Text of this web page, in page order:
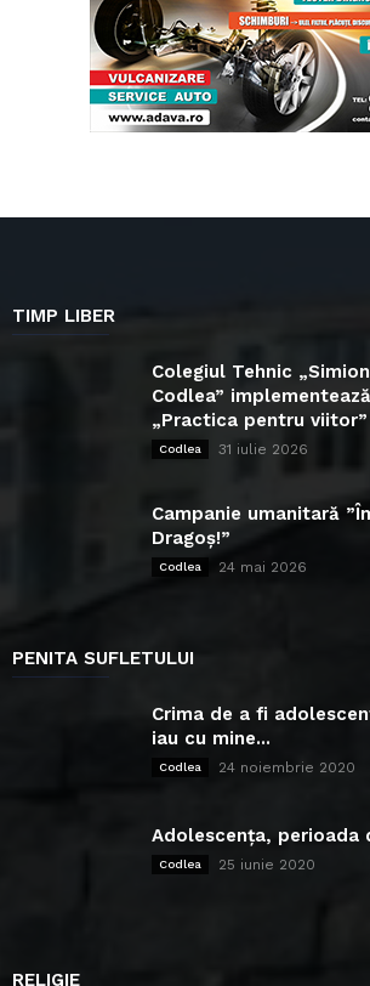
TIMP LIBER
Colegiul Tehnic
Codlea”
„Practica pentru viitor”
Codlea 31 iulie 2026
Campanie umanitară
Dragoș!”
Codlea 24 mai 2026
PENITA SUFLETULUI
Crima de a fi
iau cu mine...
Codlea 24 noiembrie 2020
Adolescența, perioada
Codlea 25 iunie 2020
RELIGIE